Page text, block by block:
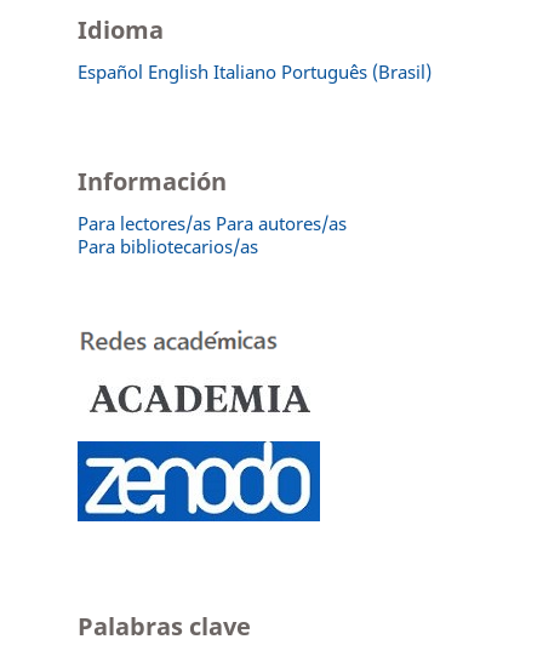
Idioma
Español English Italiano Português (Brasil)
Información
Para lectores/as Para autores/as
Para bibliotecarios/as
Palabras clave